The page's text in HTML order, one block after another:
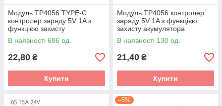
Модуль TP4056 TYPE-C
контролер заряду 5V 1A з
функцією захисту
акумулятора
В наявності 686 од.
22,80 ₴
Купити
Модуль TP4056 контролер
заряду 5V 1A з функцією
захисту акумулятора
В наявності 130 од.
21,40 ₴
Купити
–5%